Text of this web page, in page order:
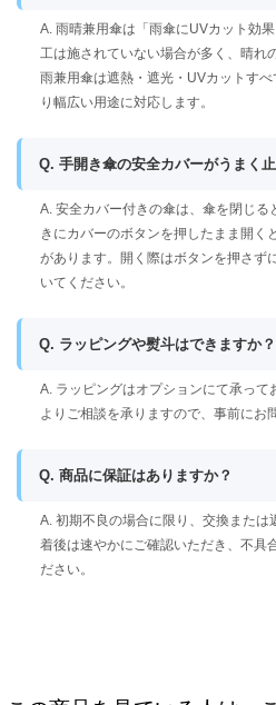
A. 雨晴兼用傘は「雨傘にUVカット効
工は施されていない場合が多く、晴れ
雨兼用傘は遮熱・遮光・UVカットす
り幅広い用途に対応します。
Q. 手開き傘の安全カバーがうまく止
A. 安全カバー付きの傘は、傘を閉じる
きにカバーのボタンを押したまま開く
があります。開く際はボタンを押さず
いてください。
Q. ラッピングや熨斗はできますか？
A. ラッピングはオプションにて承っ
よりご相談を承りますので、事前にお
Q. 商品に保証はありますか？
A. 初期不良の場合に限り、交換または
着後は速やかにご確認いただき、不具
ださい。